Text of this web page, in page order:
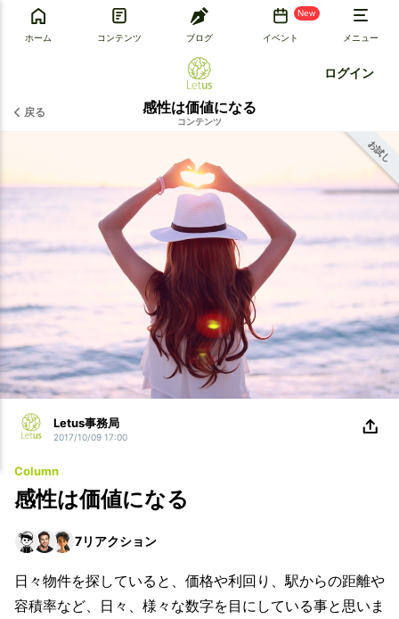
ホーム コンテンツ ブログ
New
イベント メニュー
ログイン
戻る 感性は価値になる
コンテンツ
お試し
Letus事務局
2017/10/09 17:00
Column
感性は価値になる
7リアクション
日々物件を探していると、価格や利回り、駅からの距離や
容積率など、日々、様々な数字を目にしている事と思いま